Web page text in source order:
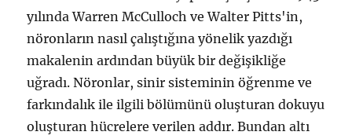
yılında Warren McCulloch ve Walter Pitts'in,
nöronların nasıl çalıştığına yönelik yazdığı
makalenin ardından büyük bir değişikliğe
uğradı. Nöronlar, sinir sisteminin öğrenme ve
farkındalık ile ilgili bölümünü oluşturan dokuyu
oluşturan hücrelere verilen addır. Bundan altı